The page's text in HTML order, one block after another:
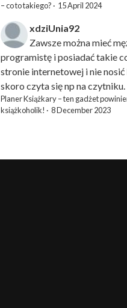
– co to takiego? · 15 April 2024
xdziUnia92
Zawsze można mieć
programistę i posiadać takie
stronie internetowej i nie
skoro czyta się np na czytniku.
Planer Książkary – ten gadżet
książkoholik! · 8 December 2023